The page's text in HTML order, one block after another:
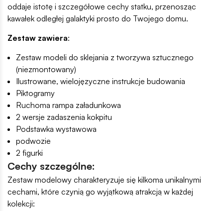
oddaje istotę i szczegółowe cechy statku, przenosząc
kawałek odległej galaktyki prosto do Twojego domu.
Zestaw zawiera:
Zestaw modeli do sklejania z tworzywa sztucznego
(niezmontowany)
Ilustrowane, wielojęzyczne instrukcje budowania
Piktogramy
Ruchoma rampa załadunkowa
2 wersje zadaszenia kokpitu
Podstawka wystawowa
podwozie
2 figurki
Cechy szczególne:
Zestaw modelowy charakteryzuje się kilkoma unikalnymi
cechami, które czynią go wyjątkową atrakcją w każdej
kolekcji: